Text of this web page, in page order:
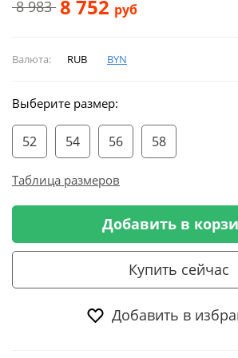
8 983 8 752 руб
Валюта: RUB BYN
Выберите размер:
52 54 56 58
Таблица размеров
Добавить в
Купить сейчас
Добавить в